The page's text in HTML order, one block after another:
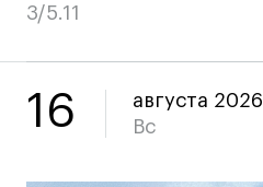
3/5.11
16
августа 2026
Вс